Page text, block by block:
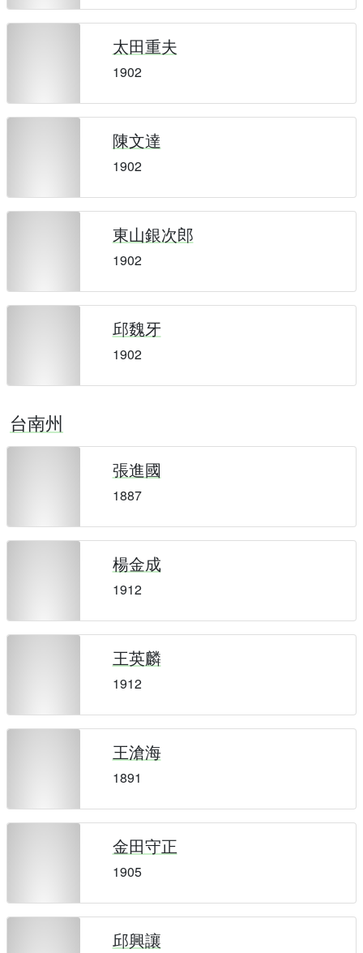
太田重夫
1902
陳文達
1902
東山銀次郎
1902
邱魏牙
1902
台南州
張進國
1887
楊金成
1912
王英麟
1912
王滄海
1891
金田守正
1905
邱興讓